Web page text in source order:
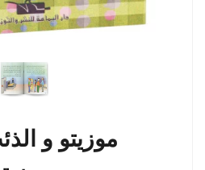
موزيتو و